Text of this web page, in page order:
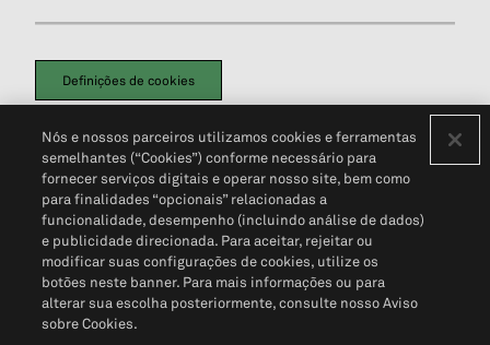
Definições de cookies
Política de PrivacidadePortal de privacidade do cliente (em inglês)
Não Venda Minhas Informações Pessoais© 2026 S&P Global
Nós e nossos parceiros utilizamos cookies e ferramentas
semelhantes (“Cookies”) conforme necessário para
fornecer serviços digitais e operar nosso site, bem como
para finalidades “opcionais” relacionadas a
funcionalidade, desempenho (incluindo análise de dados)
e publicidade direcionada. Para aceitar, rejeitar ou
modificar suas configurações de cookies, utilize os
botões neste banner. Para mais informações ou para
alterar sua escolha posteriormente, consulte nosso Aviso
sobre Cookies.